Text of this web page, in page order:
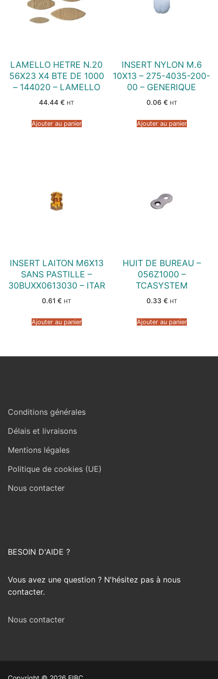
LAMELLO HETRE N.20
56X23 X4 BTE DE 1000
– 144020 – LAMELLO
44.44 € HT
Ajouter au panier
INSERT NYLON M.6
10X13 – 275-4035-200-
00 – GENERIQUE
0.06 € HT
Ajouter au panier
INSERT LAITON M6X13
SANS PASTILLE –
30BUXX0613030 – ITAR
0.61 € HT
Ajouter au panier
HUIT DE BUREAU –
056Z1000 –
TCASYSTEM
0.33 € HT
Ajouter au panier
Conditions générales
Délais et livraisons
Mentions légales
Politique de cookies (UE)
Nous contacter
BESOIN D'AIDE ?
Vous avez une question ? N'hésitez pas à nous
contacter.
Nous contacter